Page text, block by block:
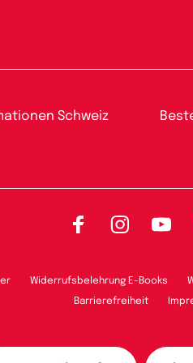
Schweiz
FacebookInstagram
Widerrufsbelehrung E-Books
Barrierefreiheit